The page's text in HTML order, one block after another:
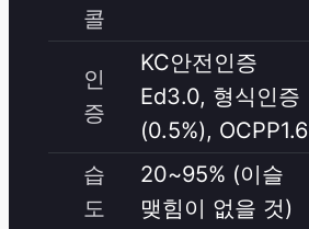
콜
인
증
KC안전인증
Ed3.0, 형식인증
(0.5%), OCPP1.6
습
도
20~95% (이슬
맺힘이 없을 것)